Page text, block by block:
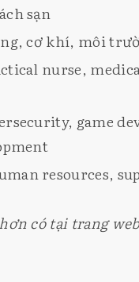
sạn
cơ khí, môi
nurse,
game
resources,
có tại trang